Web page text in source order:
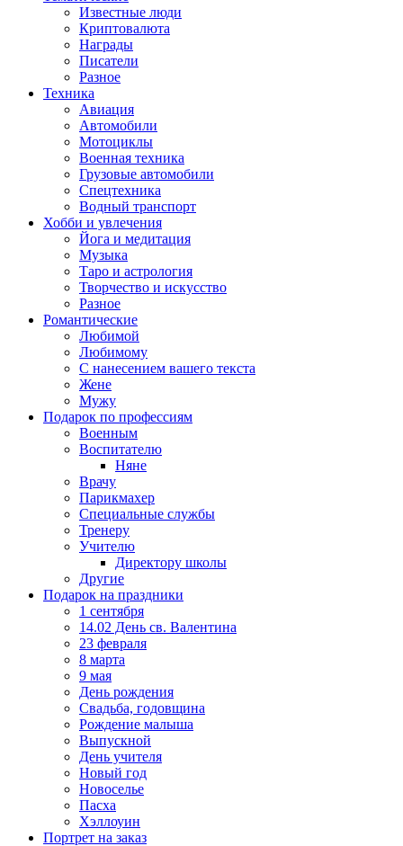
Известные люди
Криптовалюта
Награды
Писатели
Разное
Техника
Авиация
Автомобили
Мотоциклы
Военная техника
Грузовые автомобили
Спецтехника
Водный транспорт
Хобби и увлечения
Йога и медитация
Музыка
Таро и астрология
Творчество и искусство
Разное
Романтические
Любимой
Любимому
С нанесением вашего текста
Жене
Мужу
Подарок по профессиям
Военным
Воспитателю
Няне
Врачу
Парикмахер
Специальные службы
Тренеру
Учителю
Директору школы
Другие
Подарок на праздники
1 сентября
14.02 День св. Валентина
23 февраля
8 марта
9 мая
День рождения
Свадьба, годовщина
Рождение малыша
Выпускной
День учителя
Новый год
Новоселье
Пасха
Хэллоуин
Портрет на заказ